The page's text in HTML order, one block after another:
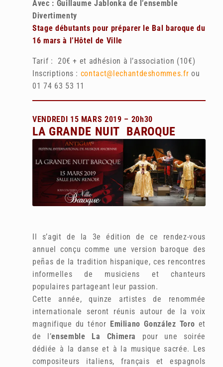
Avec : Guillaume Jablonka de l’ensemble
Divertimenty
Stage débutants pour préparer le Bal baroque du
16 mars à l’Hôtel de Ville
Tarif : 20€ + et adhésion à l’association (10€)
Inscriptions : contact@lechantdeshommes.fr ou
01 74 63 53 11
VENDREDI 15 MARS 2019 – 20h30
LA GRANDE NUIT BAROQUE
Il s’agit de la 3e édition de ce rendez-vous
annuel conçu comme une version baroque des
peñas de la tradition hispanique, ces rencontres
informelles de musiciens et chanteurs
populaires partageant leur passion.
Cette année, quinze artistes de renommée
internationale seront réunis autour de la voix
magnifique du ténor Emiliano González Toro et
de l’ensemble La Chimera
pour une soirée
dédiée à la danse et à la musique sacrée. Les
compositeurs italiens, français et espagnols